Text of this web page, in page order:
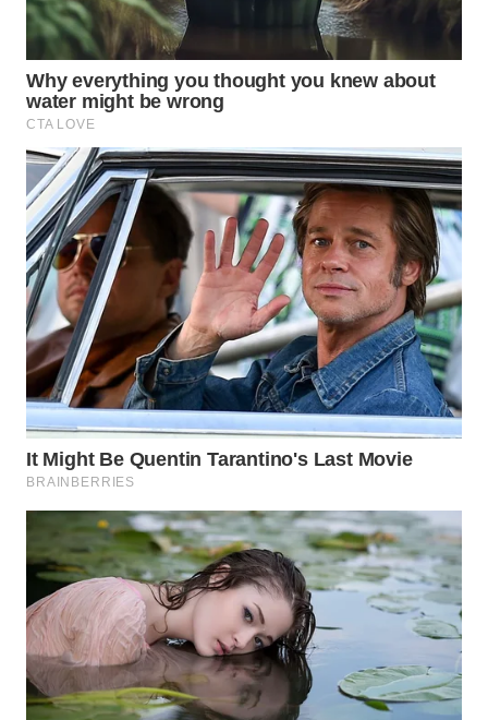
WN
TEBING
TINGGI
WN
PAKPAK
WN
KARAWANG
WN
BEKASI
WN
BOGOR
WN
DEPOK
WN
TAPANULI
UTARA
WN
SAMOSIR